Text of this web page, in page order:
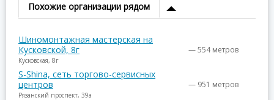
Похожие организации рядом
Шиномонтажная мастерская на
Кусковской, 8г
Кусковская, 8г
— 554 метров
S-Shina, сеть торгово-сервисных
центров
Рязанский проспект, 39а
— 951 метров